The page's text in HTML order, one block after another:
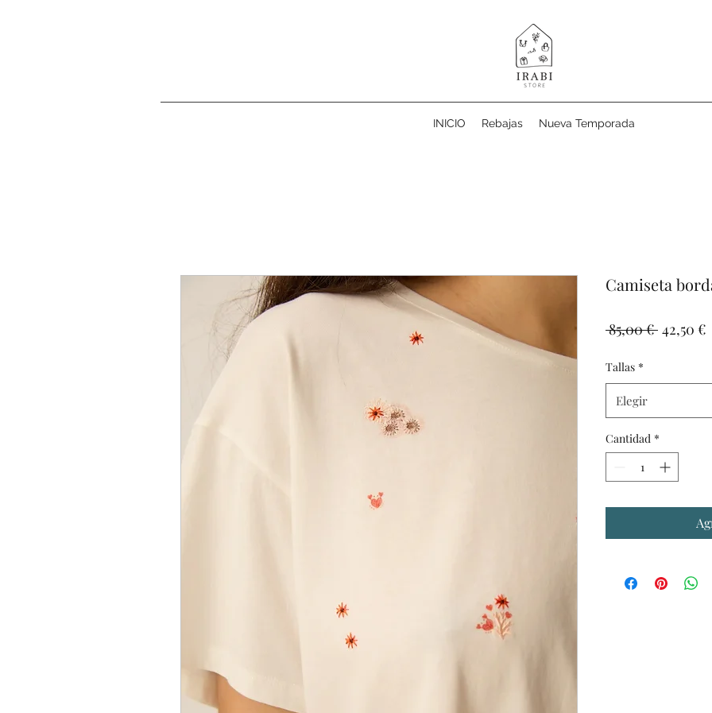
INICIO Rebajas Nueva Temporada
Camiseta
85,00 € Precio
42,50 €
Tallas *
Elegir
Cantidad *